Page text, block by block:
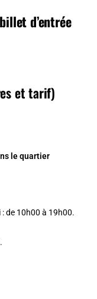
d’entrée
et tarif)
le quartier
de 10h00 à 19h00.